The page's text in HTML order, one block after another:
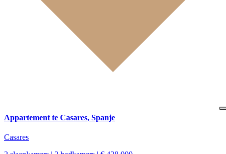
Appartement te Casares, Spanje
Casares